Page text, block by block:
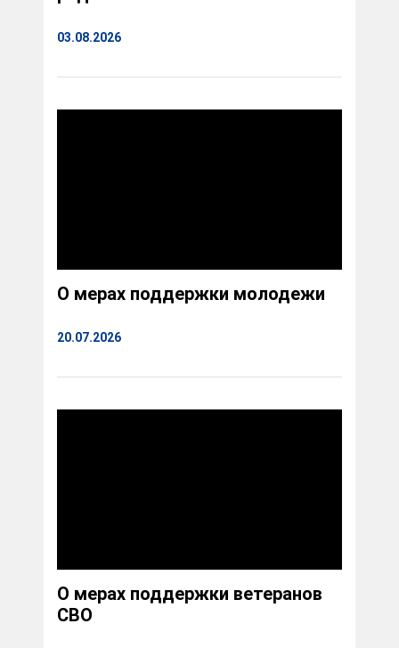
03.08.2026
О мерах поддержки молодежи
20.07.2026
О мерах поддержки ветеранов
СВО